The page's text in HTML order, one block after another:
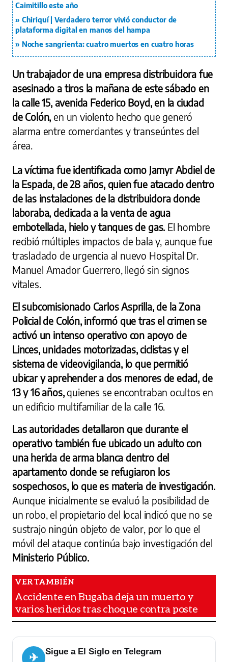
Caimitillo este año
Chiriquí | Verdadero terror vivió conductor de
plataforma digital en manos del hampa
Noche sangrienta: cuatro muertos en cuatro horas
Un trabajador de una empresa distribuidora fue
asesinado a tiros la mañana de este sábado en
la calle 15, avenida Federico Boyd, en la ciudad
de Colón,en un violento hecho que generó
alarma entre comerciantes y transeúntes del
área.
La víctima fue identificada como Jamyr Abdiel de
la Espada, de 28 años, quien fue atacado dentro
de las instalaciones de la distribuidora donde
laboraba, dedicada a la venta de agua
embotellada, hielo y tanques de gas. El hombre
recibió múltiples impactos de bala y, aunque fue
trasladado de urgencia al nuevo Hospital Dr.
Manuel Amador Guerrero, llegó sin signos
vitales.
El subcomisionado Carlos Asprilla, de la Zona
Policial de Colón, informó que tras el crimen se
activó un intenso operativo con apoyo de
Linces, unidades motorizadas, ciclistas y el
sistema de videovigilancia, lo que permitió
ubicar y aprehender a dos menores de edad, de
13 y 16 años,quienes se encontraban ocultos en
un edificio multifamiliar de la calle 16.
Las autoridades detallaron que durante el
operativo también fue ubicado un adulto con
una herida de arma blanca dentro del
apartamento donde se refugiaron los
sospechosos, lo que es materia de investigación.
Aunque inicialmente se evaluó la posibilidad de
un robo, el propietario del local indicó que no se
sustrajo ningún objeto de valor, por lo que el
móvil del ataque continúa bajo investigación del
Ministerio Público.
Accidente en Bugaba deja un muerto y
varios heridos tras choque contra poste
✈ Sigue a El Siglo en Telegram